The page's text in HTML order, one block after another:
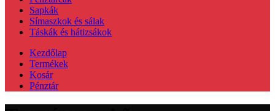
Sapkák
Símaszkok és sálak
Táskák és hátizsákok
Kezdőlap
Termékek
Kosár
Pénztár